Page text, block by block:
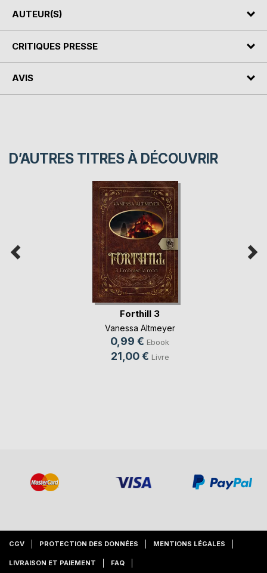
AUTEUR(S)
CRITIQUES PRESSE
AVIS
D’AUTRES TITRES À DÉCOUVRIR
Forthill 3
Vanessa Altmeyer
0,99 € Ebook
21,00 € Livre
CGV PROTECTION DES DONNÉES MENTIONS LÉGALES
LIVRAISON ET PAIEMENT FAQ